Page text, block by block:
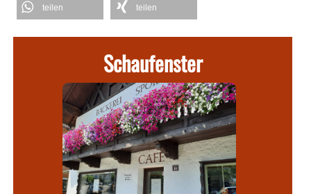
teilen teilen
Schaufenster